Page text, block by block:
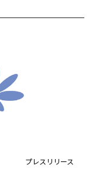
プレスリリース